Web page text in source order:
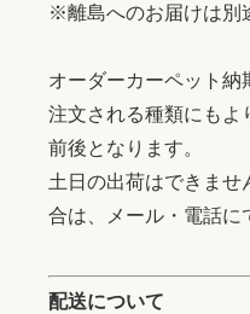
※離島へのお届けは別
オーダーカーペット納
注文される種類にもよ
前後となります。
土日の出荷はできませ
合は、メール・電話に
配送について